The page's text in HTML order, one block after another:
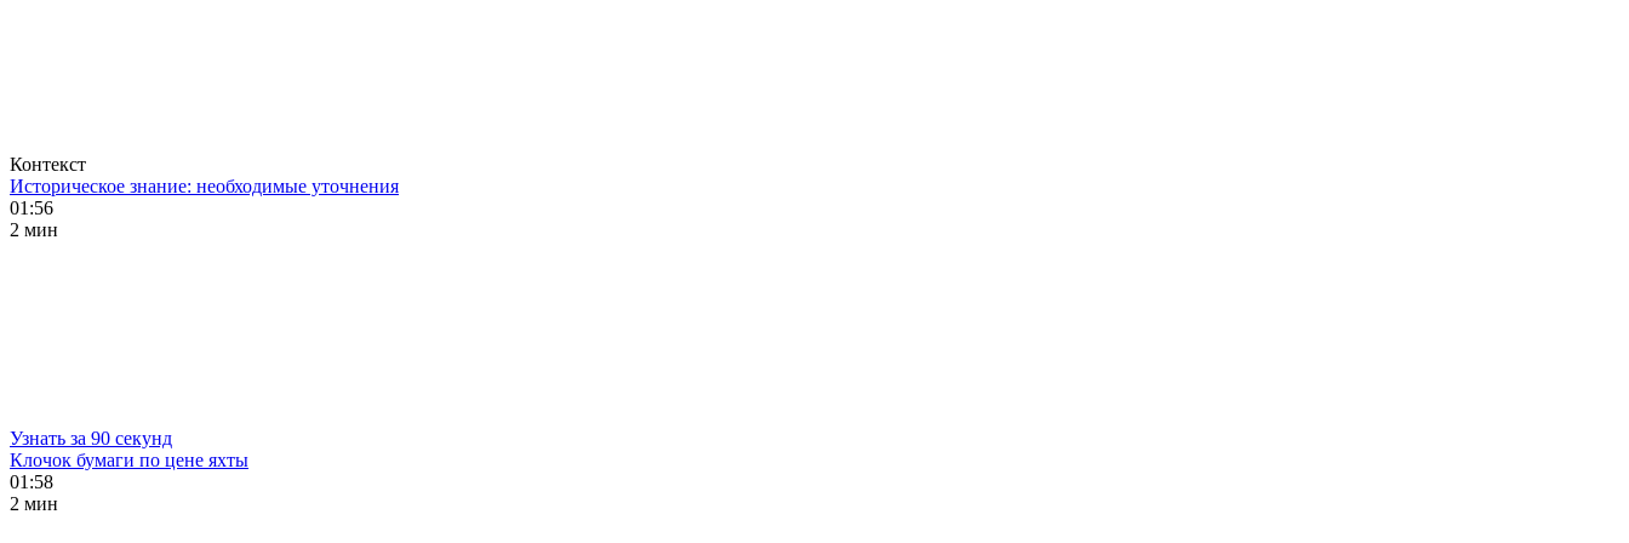
Контекст
Историческое знание: необходимые уточнения
01:56
2 мин
Узнать за 90 секунд
Клочок бумаги по цене яхты
01:58
2 мин